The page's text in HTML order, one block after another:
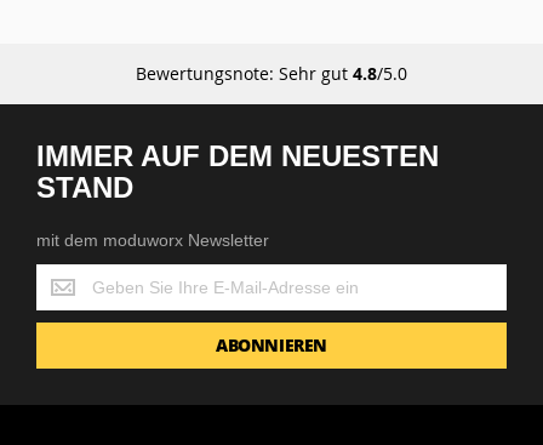
Bewertungsnote: Sehr gut 4.8/5.0
IMMER AUF DEM NEUESTEN
STAND
mit dem moduworx Newsletter
mit
dem
moduworx
ABONNIEREN